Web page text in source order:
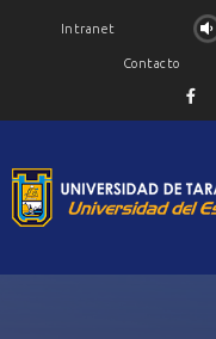
Intranet
Contacto